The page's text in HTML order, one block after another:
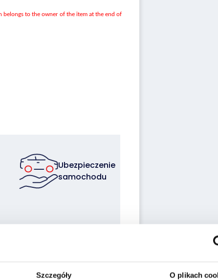
Szczegóły O plikach
to the owner of the item at the end of
Ubezpieczenie
samochodu